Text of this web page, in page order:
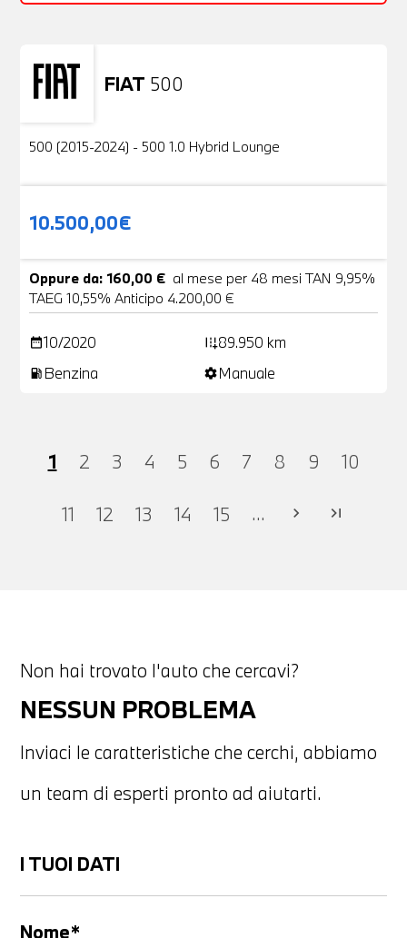
FIAT 500
Usato
500 (2015-2024) - 500 1.0 Hybrid Lounge
10.500,00€
Oppure da: 160,00 € al mese per 48 mesi TAN 9,95%
TAEG 10,55% Anticipo 4.200,00 €
date_range10/2020 add_road89.950 km
local_gas_station Benzina settingsManuale
1 2 3 4 5 6 7 8 9 10
11 12 13 14 15 ... chevron_right last_page
Non hai trovato l'auto che cercavi?
NESSUN PROBLEMA
Inviaci le caratteristiche che cerchi, abbiamo
un team di esperti pronto ad aiutarti.
I TUOI DATI
Nome*